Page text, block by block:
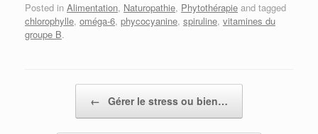
Posted in Alimentation, Naturopathie, Phytothérapie and tagged
chlorophylle, oméga-6, phycocyanine, spiruline, vitamines du
groupe B.
Post navigation
← Gérer le stress ou bien…